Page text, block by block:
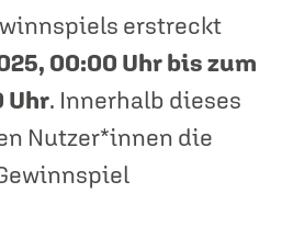
erstreckt
00:00 Uhr bis zum
Uhr. Innerhalb dieses
Nutzer*innen die